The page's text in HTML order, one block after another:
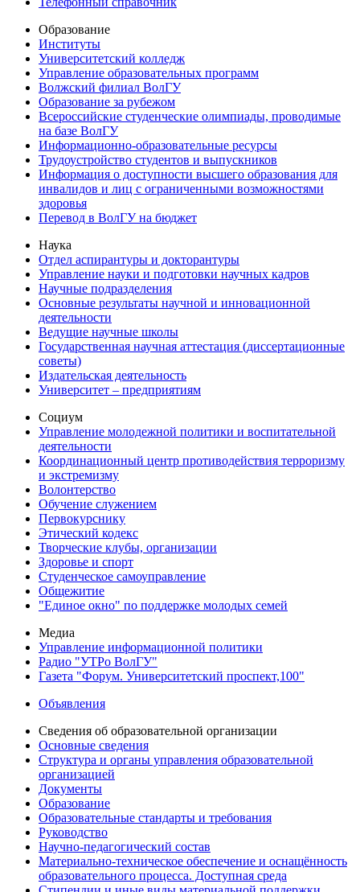
Образование
Институты
Университетский колледж
Управление образовательных программ
Волжский филиал ВолГУ
Образование за рубежом
Всероссийские студенческие олимпиады, проводимые
на базе ВолГУ
Информационно-образовательные ресурсы
Трудоустройство студентов и выпускников
Информация о доступности высшего образования для
инвалидов и лиц с ограниченными возможностями
здоровья
Перевод в ВолГУ на бюджет
Наука
Отдел аспирантуры и докторантуры
Управление науки и подготовки научных кадров
Научные подразделения
Основные результаты научной и инновационной
деятельности
Ведущие научные школы
Государственная научная аттестация (диссертационные
советы)
Издательская деятельность
Университет – предприятиям
Социум
Управление молодежной политики и воспитательной
деятельности
Координационный центр противодействия терроризму
и экстремизму
Волонтерство
Обучение служением
Первокурснику
Этический кодекс
Творческие клубы, организации
Здоровье и спорт
Студенческое самоуправление
Общежитие
"Единое окно" по поддержке молодых семей
Медиа
Управление информационной политики
Радио "УТРо ВолГУ"
Газета "Форум. Университетский проспект,100"
Объявления
Сведения об образовательной организации
Основные сведения
Структура и органы управления образовательной
организацией
Документы
Образование
Образовательные стандарты и требования
Руководство
Научно-педагогический состав
Материально-техническое обеспечение и оснащённость
образовательного процесса. Доступная среда